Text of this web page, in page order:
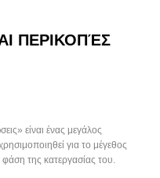
ΠΕΡΙΚΟΠΈΣ
είναι ένας μεγάλος
για το μέγεθος
της κατεργασίας του.